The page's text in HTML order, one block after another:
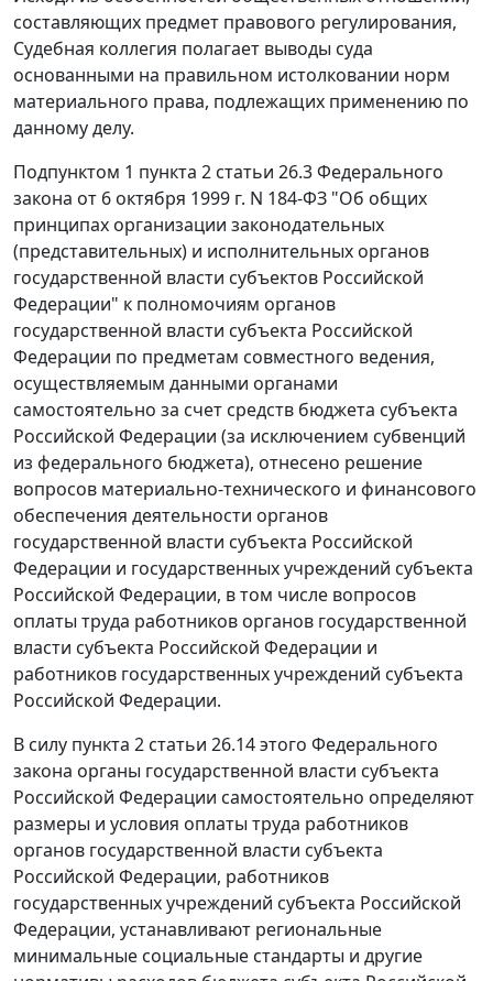
составляющих предмет правового регулирования,
Судебная коллегия полагает выводы суда
основанными на правильном истолковании норм
материального права, подлежащих применению по
данному делу.
Подпунктом 1 пункта 2 статьи 26.3Федерального
закона от 6 октября 1999 г. N 184-ФЗ "Об общих
принципах организации законодательных
(представительных) и исполнительных органов
государственной власти субъектов Российской
Федерации" к полномочиям органов
государственной власти субъекта Российской
Федерации по предметам совместного ведения,
осуществляемым данными органами
самостоятельно за счет средств бюджета субъекта
Российской Федерации (за исключением субвенций
из федерального бюджета), отнесено решение
вопросов материально-технического и финансового
обеспечения деятельности органов
государственной власти субъекта Российской
Федерации и государственных учреждений субъекта
Российской Федерации, в том числе вопросов
оплаты труда работников органов государственной
власти субъекта Российской Федерации и
работников государственных учреждений субъекта
Российской Федерации.
В силу пункта 2 статьи 26.14этого Федерального
закона органы государственной власти субъекта
Российской Федерации самостоятельно определяют
размеры и условия оплаты труда работников
органов государственной власти субъекта
Российской Федерации, работников
государственных учреждений субъекта Российской
Федерации, устанавливают региональные
минимальные социальные стандарты и другие